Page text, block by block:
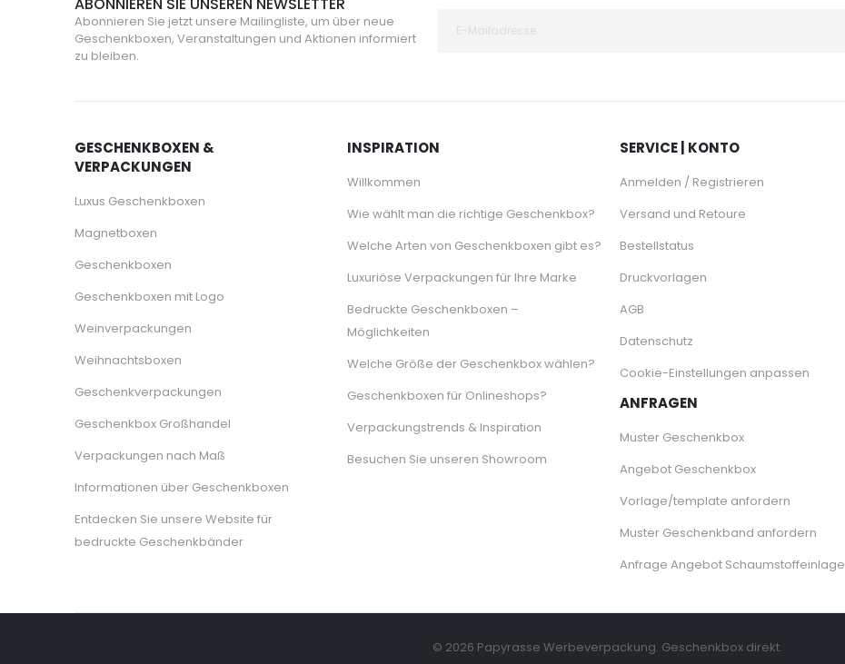
ABONNIEREN SIE UNSEREN NEWSLETTER
Abonnieren Sie jetzt unsere Mailingliste, um über neue
Geschenkboxen, Veranstaltungen und Aktionen informiert
zu bleiben.
GESCHENKBOXEN &
VERPACKUNGEN
Luxus Geschenkboxen
Magnetboxen
Geschenkboxen
Geschenkboxen mit Logo
Weinverpackungen
Weihnachtsboxen
Geschenkverpackungen
Geschenkbox Großhandel
Verpackungen nach Maß
Informationen über Geschenkboxen
Entdecken Sie unsere Website für
bedruckte Geschenkbänder
INSPIRATION
Willkommen
Wie wählt man die richtige Geschenkbox?
Welche Arten von Geschenkboxen gibt es?
Luxuriöse Verpackungen für Ihre Marke
Bedruckte Geschenkboxen –
Möglichkeiten
Welche Größe der Geschenkbox wählen?
Geschenkboxen für Onlineshops?
Verpackungstrends & Inspiration
Besuchen Sie unseren Showroom
SERVICE | KONTO
Anmelden / Registrieren
Versand und Retoure
Bestellstatus
Druckvorlagen
AGB
Datenschutz
Cookie-Einstellungen anpassen
ANFRAGEN
Muster Geschenkbox
Angebot Geschenkbox
Vorlage/template anfordern
Muster Geschenkband anfordern
Anfrage Angebot Schaumstoffeinlage
© 2026 Papyrasse Werbeverpackung. Geschenkbox direkt.